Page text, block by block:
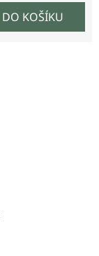
DO KOŠÍKU